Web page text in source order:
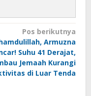
Pos berikutnya
Armuzna
Suhu 41 Derajat,
Jemaah Kurangi
di Luar Tenda